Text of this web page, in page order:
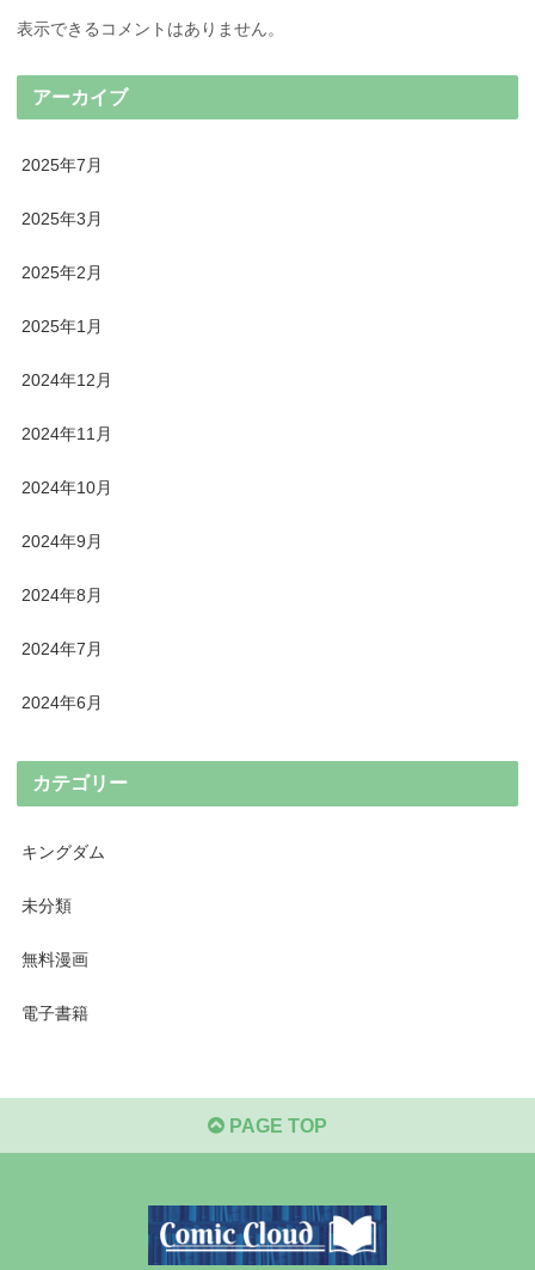
表示できるコメントはありません。
アーカイブ
2025年7月
2025年3月
2025年2月
2025年1月
2024年12月
2024年11月
2024年10月
2024年9月
2024年8月
2024年7月
2024年6月
カテゴリー
キングダム
未分類
無料漫画
電子書籍
PAGE TOP